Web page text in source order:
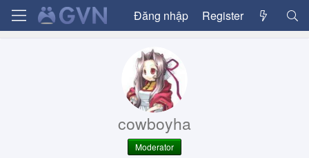
Đăng nhập Register
cowboyha
Moderator